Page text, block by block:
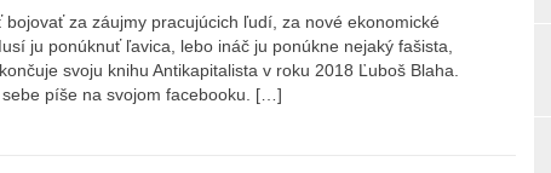
bojovať za záujmy pracujúcich ľudí, za nové ekonomické
ju ponúknuť ľavica, lebo ináč ju ponúkne nejaký fašista,
svoju knihu Antikapitalista v roku 2018 Ľuboš Blaha.
píše na svojom facebooku. […]